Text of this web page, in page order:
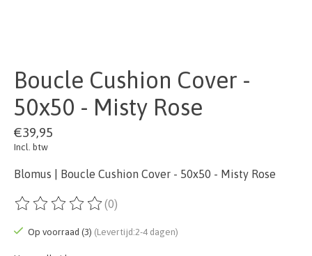
Boucle Cushion Cover -
50x50 - Misty Rose
€39,95
Incl. btw
Blomus | Boucle Cushion Cover - 50x50 - Misty Rose
De beoordeling van dit product is
(0)
Op voorraad (3) (Levertijd:2-4 dagen)